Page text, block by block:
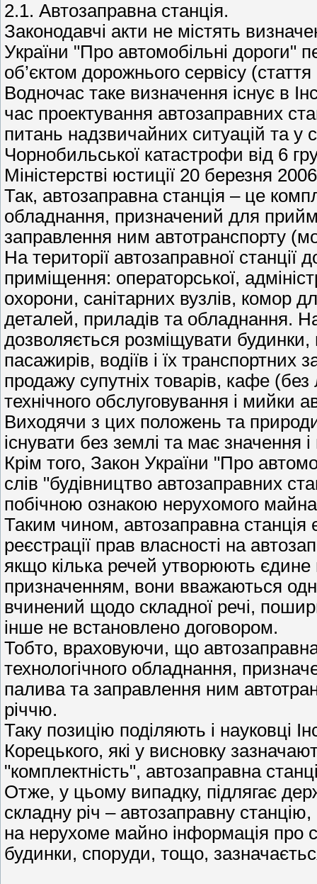
2.1. Автозаправна станція.
Законодавчі акти не містять
України "Про автомобільні дороги"
об’єктом дорожнього сервісу
Водночас таке визначення існує в
час проектування автозаправних
питань надзвичайних ситуацій та у
Чорнобильської катастрофи від 6
Міністерстві юстиції 20 березня
Так, автозаправна станція – це
обладнання, призначений для
заправлення ним автотранспорту
На території автозаправної станції
приміщення: операторської,
охорони, санітарних вузлів, комор
деталей, приладів та обладнання.
дозволяється розміщувати
пасажирів, водіїв і їх транспортних
продажу супутніх товарів, кафе (без
технічного обслуговування і мийки
Виходячи з цих положень та
існувати без землі та має значення і
Крім того, Закон України "Про
слів "будівництво автозаправних
побічною ознакою нерухомого
Таким чином, автозаправна
реєстрації прав власності на
якщо кілька речей утворюють єдине
призначенням, вони вважаються
вчинений щодо складної речі,
інше не встановлено договором.
Тобто, враховуючи, що
технологічного обладнання,
палива та заправлення ним
річчю.
Таку позицію поділяють і науковці
Корецького, які у висновку
"комплектність", автозаправна
Отже, у цьому випадку, підлягає
складну річ – автозаправну
на нерухоме майно інформація про
будинки, споруди, тощо,